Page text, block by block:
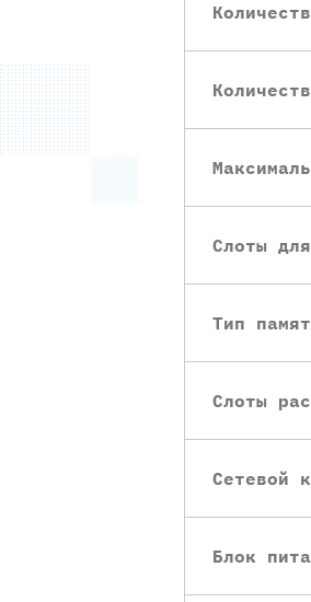
Слоты
Тип
Слоты
Сетевой
Блок